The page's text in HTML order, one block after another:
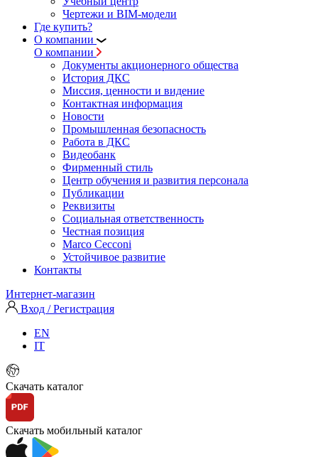
Чертежи и BIM-модели
Где купить?
О компании
О компании
Документы акционерного общества
История ДКС
Миссия, ценности и видение
Контактная информация
Новости
Промышленная безопасность
Работа в ДКС
Видеобанк
Фирменный стиль
Центр обучения и развития персонала
Публикации
Реквизиты
Социальная ответственность
Честная позиция
Marco Cecconi
Устойчивое развитие
Контакты
Интернет-магазин
Вход / Регистрация
EN
IT
Скачать каталог
Скачать мобильный каталог